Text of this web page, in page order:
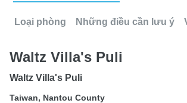
Loại phòng Những điều cần lưu ý
Waltz Villa's Puli
Waltz Villa's Puli
Taiwan, Nantou County